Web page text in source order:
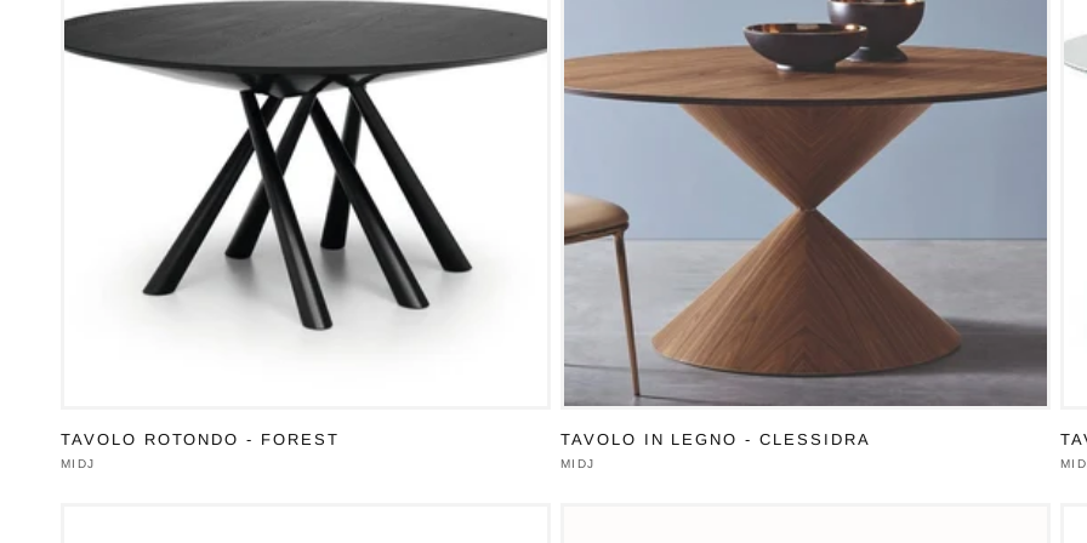
TAVOLO ROTONDO - FOREST
Produttore:
MIDJ
TAVOLO IN LEGNO - CLESSIDRA
Produttore:
MIDJ